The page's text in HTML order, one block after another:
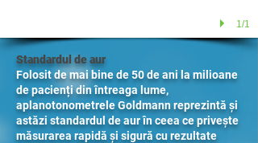
1/1
Standardul de aur
Folosit de mai bine de 50 de ani la milioane
de pacienți din întreaga lume,
aplanotonometrele Goldmann reprezintă și
astăzi standardul de aur în ceea ce privește
măsurarea rapidă și sigură cu rezultate